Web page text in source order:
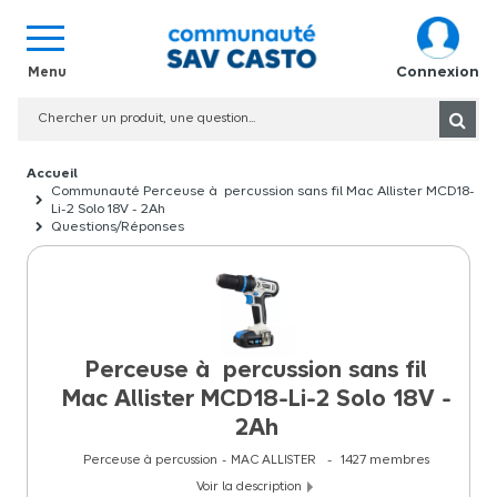
Connexion
Communauté Perceuse à percussion sans fil Mac Allister MCD18-
Li-2 Solo 18V - 2Ah
Questions/Réponses
Perceuse à percussion sans fil
Mac Allister MCD18-Li-2 Solo 18V -
2Ah
Perceuse à percussion MAC ALLISTER 1427 membres
Voir la description